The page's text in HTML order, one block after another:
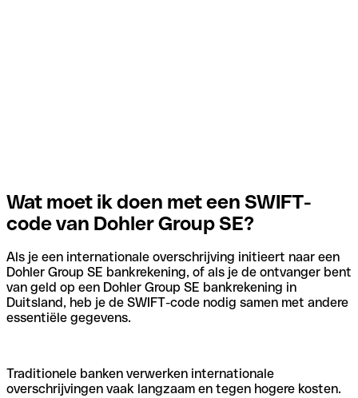
Wat moet ik doen met een SWIFT-
code van Dohler Group SE?
Als je een internationale overschrijving initieert naar een
Dohler Group SE bankrekening, of als je de ontvanger bent
van geld op een Dohler Group SE bankrekening in
Duitsland, heb je de SWIFT-code nodig samen met andere
essentiële gegevens.
Traditionele banken verwerken internationale
overschrijvingen vaak langzaam en tegen hogere kosten.